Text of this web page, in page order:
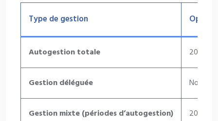
Type de gestion
Autogestion totale 20€
Gestion déléguée Non
Gestion mixte (périodes d’autogestion) 20€